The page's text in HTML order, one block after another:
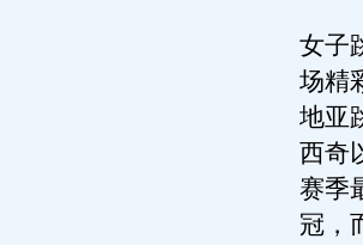
女子
场精
地亚
西奇
赛季
冠，